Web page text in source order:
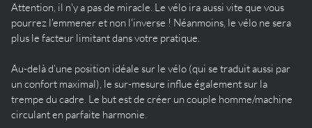
Attention, il n'y a pas de miracle. Le vélo ira aussi vite que vous
pourrez l'emmener et non l'inverse ! Néanmoins, le vélo ne sera
plus le facteur limitant dans votre pratique.
Au-delà d’une position idéale sur le vélo (qui se traduit aussi par
un confort maximal), le sur-mesure influe également sur la
trempe du cadre. Le but est de créer un couple homme/machine
circulant en parfaite harmonie.